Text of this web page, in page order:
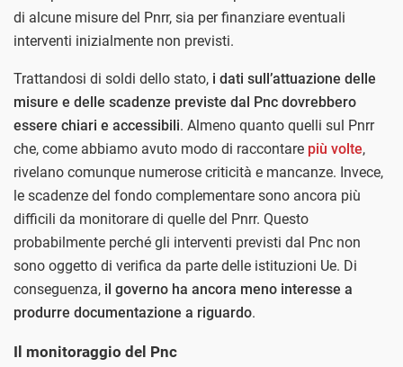
di alcune misure del Pnrr, sia per finanziare eventuali
interventi inizialmente non previsti.
Trattandosi di soldi dello stato, i dati sull’attuazione delle
misure e delle scadenze previste dal Pnc dovrebbero
essere chiari e accessibili. Almeno quanto quelli sul Pnrr
che, come abbiamo avuto modo di raccontare più volte,
rivelano comunque numerose criticità e mancanze. Invece,
le scadenze del fondo complementare sono ancora più
difficili da monitorare di quelle del Pnrr. Questo
probabilmente perché gli interventi previsti dal Pnc non
sono oggetto di verifica da parte delle istituzioni Ue. Di
conseguenza, il governo ha ancora meno interesse a
produrre documentazione a riguardo.
Il monitoraggio del Pnc